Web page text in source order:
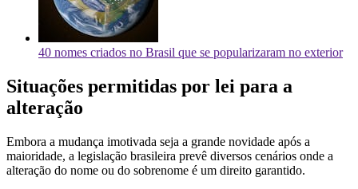
40 nomes criados no Brasil que se popularizaram no exterior
Situações permitidas por lei para a
alteração
Embora a mudança imotivada seja a grande novidade após a
maioridade, a legislação brasileira prevê diversos cenários onde a
alteração do nome ou do sobrenome é um direito garantido.